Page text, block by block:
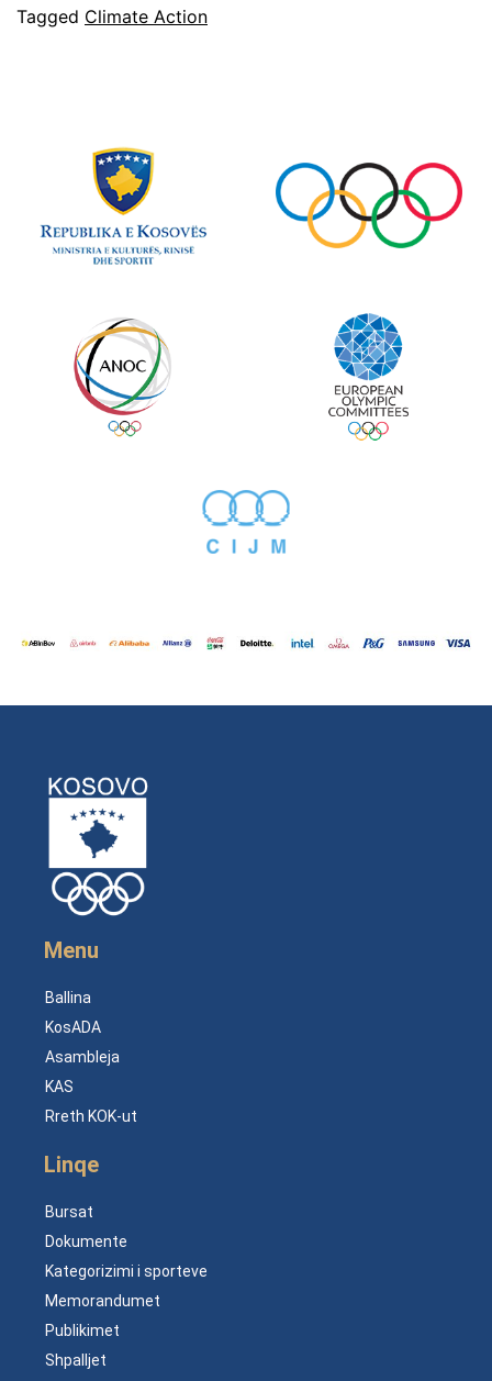
Tagged Climate Action
Menu
Ballina
KosADA
Asambleja
KAS
Rreth KOK-ut
Linqe
Bursat
Dokumente
Kategorizimi i sporteve
Memorandumet
Publikimet
Shpalljet